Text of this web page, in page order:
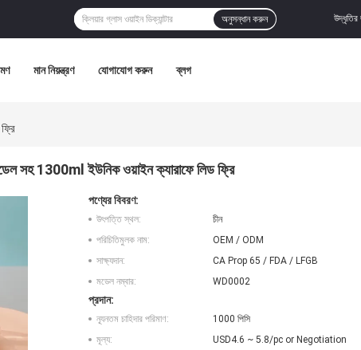
অনুসন্ধান করুন
মান নিয়ন্ত্রণ যোগাযোগ করুন ব্লগ
সহ 1300ml ইউনিক ওয়াইন ক্যারাফে লিড ফ্রি
পণ্যের বিবরণ:
উৎপত্তি স্থল:
চীন
পরিচিতিমুলক নাম:
OEM / ODM
সাক্ষ্যদান:
CA Prop 65 / FDA / LFGB
মডেল নম্বার:
WD0002
প্রদান:
ন্যূনতম চাহিদার পরিমাণ:
1000 পিসি
মূল্য:
USD4.6 ~ 5.8/pc or Negotiation